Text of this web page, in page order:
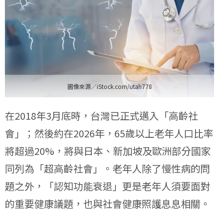
b
o
i
n
圖像來源／iStock.com/utah778
在2018年3月底時，台灣已正式邁入「高齡社
會」；然後約在2026年，65歲以上老年人口比率
將超過20%，將與日本、新加坡及歐洲部分國家
同列為「超高齡社會」。老年人除了慢性病的問
題之外，「認知功能衰退」更是老年人須要面對
的重要健康議題，也與社會健康照護息息相關。